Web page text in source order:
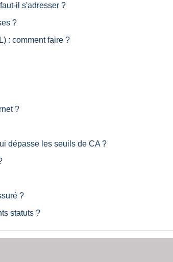
il s'adresser ?
?
: comment faire ?
?
dépasse les seuils de CA ?
?
statuts ?